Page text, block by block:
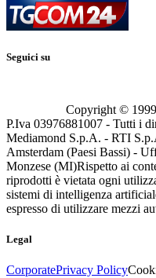
Seguici su
Copyright ©
P.Iva 03976881007 - Tutti i
Mediamond S.p.A. - RTI
Amsterdam (Paesi Bassi) -
Monzese (MI)Rispetto ai
riprodotti è vietata ogni
sistemi di intelligenza
espresso di utilizzare mezzi
Legal
CorporatePrivacy Policy